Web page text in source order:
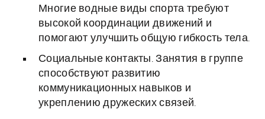
Многие водные виды спорта требуют
высокой координации движений и
помогают улучшить общую гибкость тела.
Социальные контакты. Занятия в группе
способствуют развитию
коммуникационных навыков и
укреплению дружеских связей.